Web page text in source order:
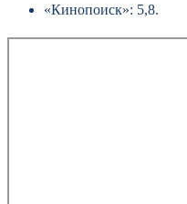
«Кинопоиск»: 5,8.